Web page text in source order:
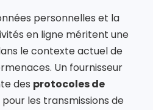
personnelles et la
en ligne méritent une
le contexte actuel de
Un fournisseur
des protocoles de
pour les transmissions de